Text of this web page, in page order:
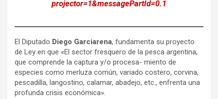
projector=1&messagePartId=0.1
El Diputado Diego Garciarena, fundamenta su proyecto
de Ley en que «El sector fresquero de la pesca argentina,
que comprende la captura y/o procesa- miento de
especies como merluza común, variado costero, corvina,
pescadilla, langostino, calamar, abadejo, etc., enfrenta una
profunda crisis económica».